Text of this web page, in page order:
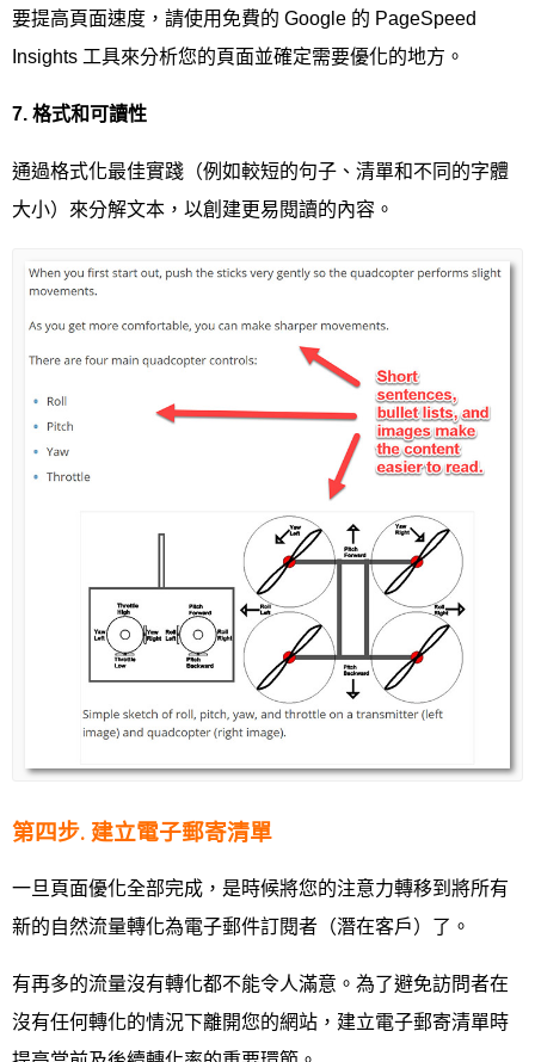
要提高頁面速度，請使用免費的 Google 的 PageSpeed
Insights 工具來分析您的頁面並確定需要優化的地方。
7. 格式和可讀性
通過格式化最佳實踐（例如較短的句子、清單和不同的字體
大小）來分解文本，以創建更易閱讀的內容。
第四步. 建立電子郵寄清單
一旦頁面優化全部完成，是時候將您的注意力轉移到將所有
新的自然流量轉化為電子郵件訂閱者（潛在客戶）了。
有再多的流量沒有轉化都不能令人滿意。為了避免訪問者在
沒有任何轉化的情況下離開您的網站，建立電子郵寄清單時